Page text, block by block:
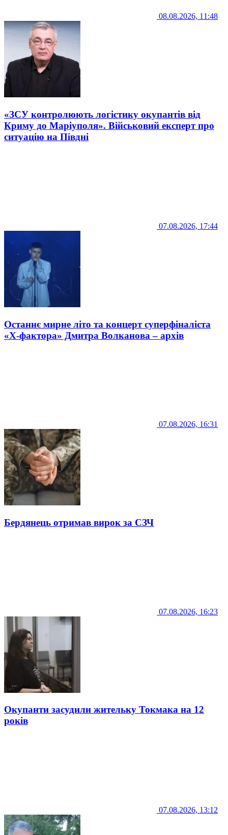
08.08.2026, 11:48
«ЗСУ контролюють логістику окупантів від
Криму до Маріуполя». Військовий експерт про
ситуацію на Півдні
07.08.2026, 17:44
Останнє мирне літо та концерт суперфіналіста
«Х-фактора» Дмитра Волканова – архів
07.08.2026, 16:31
Бердянець отримав вирок за СЗЧ
07.08.2026, 16:23
Окупанти засудили жительку Токмака на 12
років
07.08.2026, 13:12